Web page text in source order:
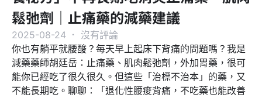
鬆弛劑｜止痛藥的減藥建議
2025-08-24 ．
沒有評論
你也有躺平就腰酸？每天早上起床下背痛的問題嗎？我是
減藥藥師胡廷岳：止痛藥、肌肉鬆弛劑，外加胃藥，很可
能你已經吃了很久很久。但這些「治標不治本」的藥，又
不能長期吃。聊聊：「退化性腰痠背痛，不吃藥也能改善